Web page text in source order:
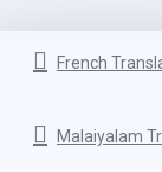
French
Malaiyalam